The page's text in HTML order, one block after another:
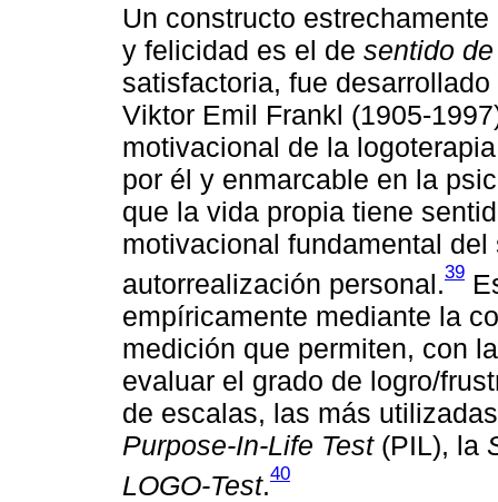
Un constructo
y felicidad es el de sentido
satisfactoria, fue
Viktor Emil Frankl (1905-
motivacional de la
por él y enmarcable en la
que la vida propia tiene
motivacional fundamental
autorrealización personal.39
empíricamente mediante la
medición que permiten, con
evaluar el grado de logro/
de escalas, las más
Purpose-In-Life Test(PIL), la
LOGO-Test.40